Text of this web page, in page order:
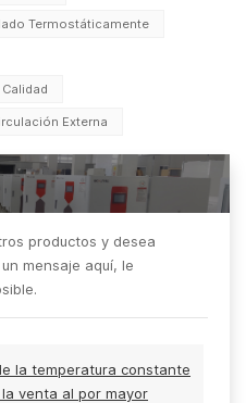
Termostáticamente
Externa
productos y desea
mensaje aquí, le
la temperatura constante
venta al por mayor